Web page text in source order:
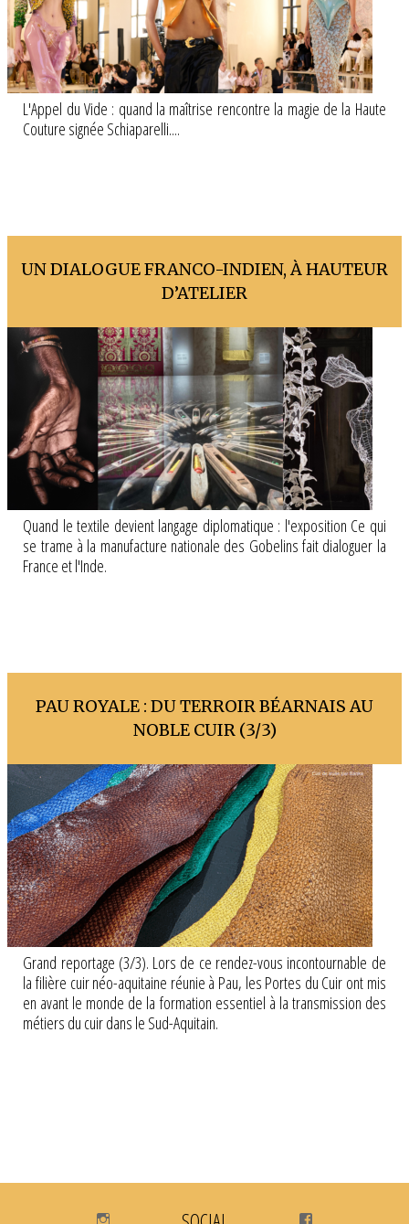
L'Appel du Vide : quand la maîtrise rencontre la magie de la Haute
Couture signée Schiaparelli....
UN DIALOGUE FRANCO-INDIEN, À HAUTEUR
D’ATELIER
Quand le textile devient langage diplomatique : l'exposition Ce qui
se trame à la manufacture nationale des Gobelins fait dialoguer la
France et l'Inde.
PAU ROYALE : DU TERROIR BÉARNAIS AU
NOBLE CUIR (3/3)
Grand reportage (3/3). Lors de ce rendez-vous incontournable de
la filière cuir néo-aquitaine réunie à Pau, les Portes du Cuir ont mis
en avant le monde de la formation essentiel à la transmission des
métiers du cuir dans le Sud-Aquitain.